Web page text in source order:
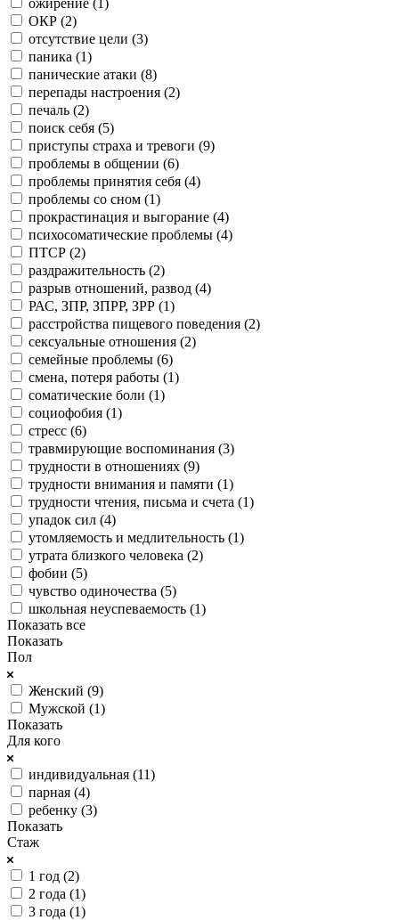
ОКР (2)
отсутствие цели (3)
паника (1)
панические атаки (8)
перепады настроения (2)
печаль (2)
поиск себя (5)
приступы страха и тревоги (9)
проблемы в общении (6)
проблемы принятия себя (4)
проблемы со сном (1)
прокрастинация и выгорание (4)
психосоматические проблемы (4)
ПТСР (2)
раздражительность (2)
разрыв отношений, развод (4)
РАС, ЗПР, ЗПРР, ЗРР (1)
расстройства пищевого поведения (2)
сексуальные отношения (2)
семейные проблемы (6)
смена, потеря работы (1)
соматические боли (1)
социофобия (1)
стресс (6)
травмирующие воспоминания (3)
трудности в отношениях (9)
трудности внимания и памяти (1)
трудности чтения, письма и счета (1)
упадок сил (4)
утомляемость и медлительность (1)
утрата близкого человека (2)
фобии (5)
чувство одиночества (5)
школьная неуспеваемость (1)
Показать все
Показать
Пол
Женский (9)
Мужской (1)
Показать
Для кого
индивидуальная (11)
парная (4)
ребенку (3)
Показать
Стаж
1 год (2)
2 года (1)
3 года (1)